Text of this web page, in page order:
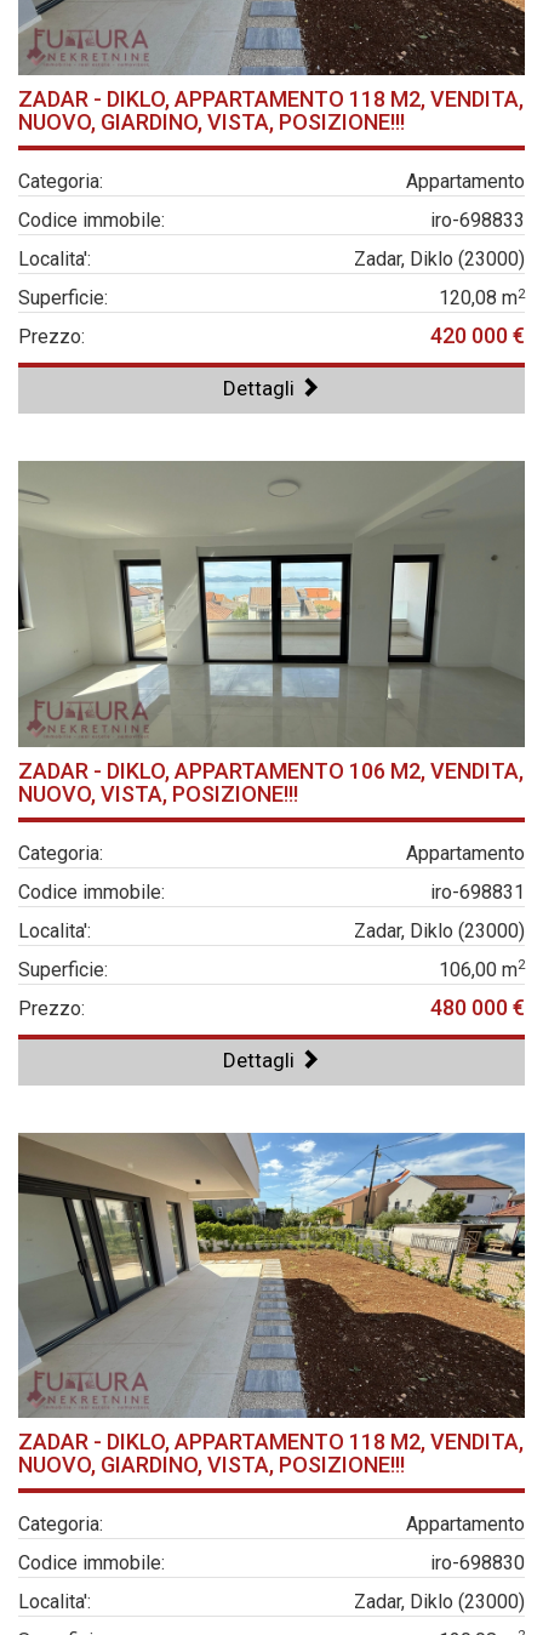
ZADAR - DIKLO, APPARTAMENTO 118 M2, VENDITA,
NUOVO, GIARDINO, VISTA, POSIZIONE!!!
Categoria:
Appartamento
Codice immobile:
iro-698833
Localita':
Zadar, Diklo (23000)
Superficie:
120,08 m2
Prezzo: 420 000 €
Dettagli
ZADAR - DIKLO, APPARTAMENTO 106 M2, VENDITA,
NUOVO, VISTA, POSIZIONE!!!
Categoria:
Appartamento
Codice immobile:
iro-698831
Localita':
Zadar, Diklo (23000)
Superficie:
106,00 m2
Prezzo: 480 000 €
Dettagli
ZADAR - DIKLO, APPARTAMENTO 118 M2, VENDITA,
NUOVO, GIARDINO, VISTA, POSIZIONE!!!
Categoria:
Appartamento
Codice immobile:
iro-698830
Localita':
Zadar, Diklo (23000)